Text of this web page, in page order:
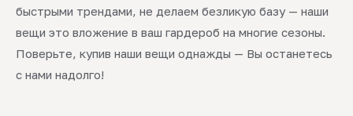
быстрыми трендами, не делаем безликую базу — наши
вещи это вложение в ваш гардероб на многие сезоны.
Поверьте, купив наши вещи однажды — Вы останетесь
с нами надолго!